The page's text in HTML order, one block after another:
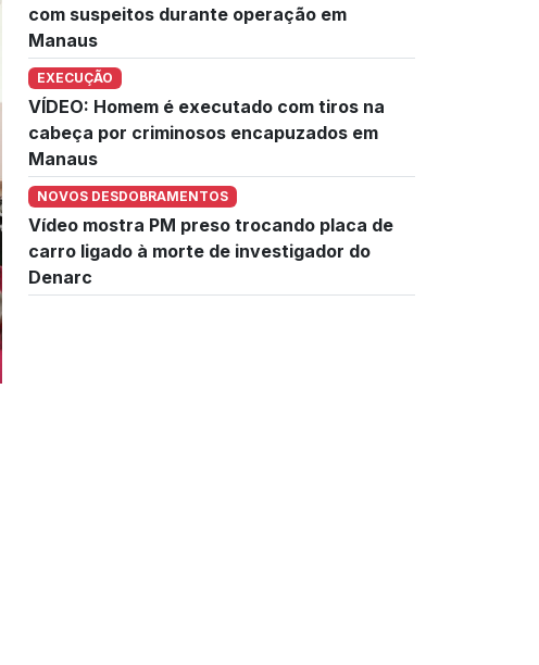
com suspeitos durante operação em
Manaus
EXECUÇÃO
VÍDEO: Homem é executado com tiros na
cabeça por criminosos encapuzados em
Manaus
NOVOS DESDOBRAMENTOS
Vídeo mostra PM preso trocando placa de
carro ligado à morte de investigador do
Denarc